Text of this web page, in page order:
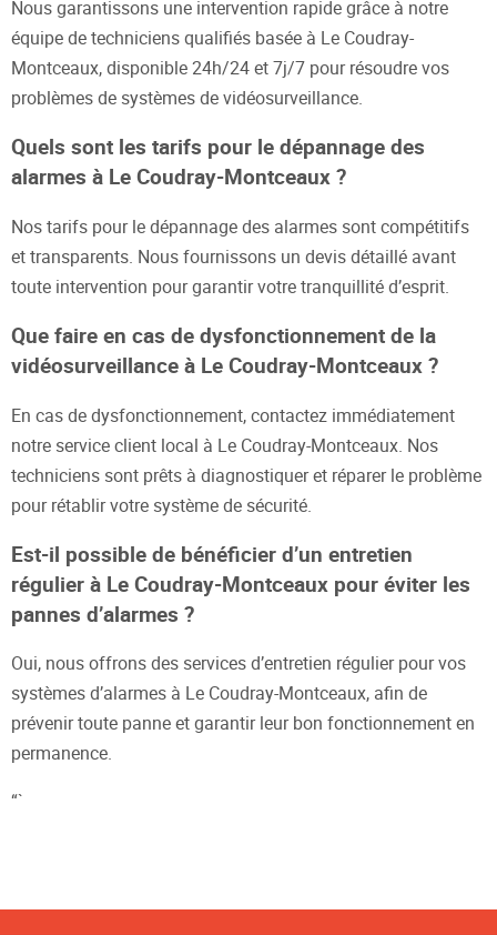
Nous garantissons une intervention rapide grâce à notre
équipe de techniciens qualifiés basée à Le Coudray-
Montceaux, disponible 24h/24 et 7j/7 pour résoudre vos
problèmes de systèmes de vidéosurveillance.
Quels sont les tarifs pour le dépannage des
alarmes à Le Coudray-Montceaux ?
Nos tarifs pour le dépannage des alarmes sont compétitifs
et transparents. Nous fournissons un devis détaillé avant
toute intervention pour garantir votre tranquillité d’esprit.
Que faire en cas de dysfonctionnement de la
vidéosurveillance à Le Coudray-Montceaux ?
En cas de dysfonctionnement, contactez immédiatement
notre service client local à Le Coudray-Montceaux. Nos
techniciens sont prêts à diagnostiquer et réparer le problème
pour rétablir votre système de sécurité.
Est-il possible de bénéficier d’un entretien
régulier à Le Coudray-Montceaux pour éviter les
pannes d’alarmes ?
Oui, nous offrons des services d’entretien régulier pour vos
systèmes d’alarmes à Le Coudray-Montceaux, afin de
prévenir toute panne et garantir leur bon fonctionnement en
permanence.
“`